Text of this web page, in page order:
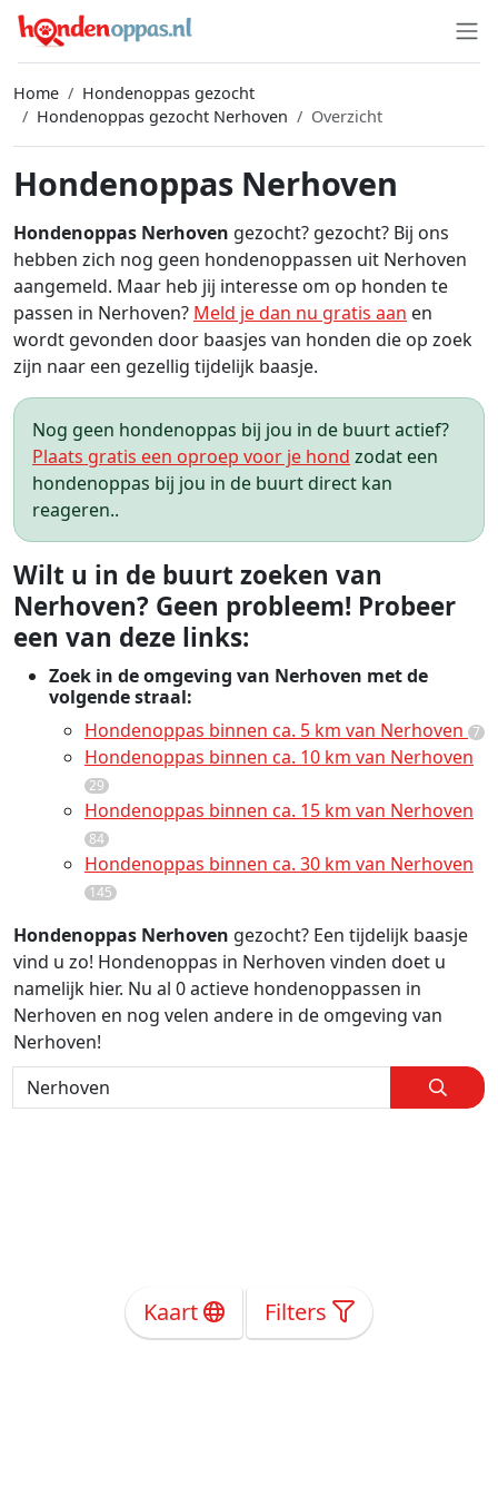
Home
Hondenoppas gezocht
Hondenoppas gezocht Nerhoven
Overzicht
Hondenoppas Nerhoven
Hondenoppas Nerhoven gezocht? gezocht? Bij ons
hebben zich nog geen hondenoppassen uit Nerhoven
aangemeld. Maar heb jij interesse om op honden te
passen in Nerhoven? Meld je dan nu gratis aan en
wordt gevonden door baasjes van honden die op zoek
zijn naar een gezellig tijdelijk baasje.
Nog geen hondenoppas bij jou in de buurt actief?
Plaats gratis een oproep voor je hond zodat een
hondenoppas bij jou in de buurt direct kan
reageren..
Wilt u in de buurt zoeken van
Nerhoven? Geen probleem! Probeer
een van deze links:
Zoek in de omgeving van Nerhoven met de
volgende straal:
Hondenoppas binnen ca. 5 km van Nerhoven 7
Hondenoppas binnen ca. 10 km van Nerhoven
29
Hondenoppas binnen ca. 15 km van Nerhoven
84
Hondenoppas binnen ca. 30 km van Nerhoven
145
Hondenoppas Nerhoven gezocht? Een tijdelijk baasje
vind u zo! Hondenoppas in Nerhoven vinden doet u
namelijk hier. Nu al 0 actieve hondenoppassen in
Nerhoven en nog velen andere in de omgeving van
Nerhoven!
Kaart Filters